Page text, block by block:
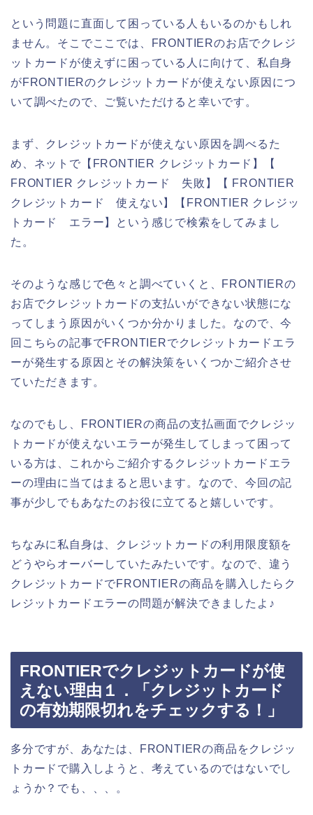
という問題に直面して困っている人もいるのかもしれ
ません。そこでここでは、FRONTIERのお店でクレジ
ットカードが使えずに困っている人に向けて、私自身
がFRONTIERのクレジットカードが使えない原因につ
いて調べたので、ご覧いただけると幸いです。
まず、クレジットカードが使えない原因を調べるた
め、ネットで【FRONTIER クレジットカード】【
FRONTIER クレジットカード 失敗】【 FRONTIER
クレジットカード 使えない】【FRONTIER クレジッ
トカード エラー】という感じで検索をしてみまし
た。
そのような感じで色々と調べていくと、FRONTIERの
お店でクレジットカードの支払いができない状態にな
ってしまう原因がいくつか分かりました。なので、今
回こちらの記事でFRONTIERでクレジットカードエラ
ーが発生する原因とその解決策をいくつかご紹介させ
ていただきます。
なのでもし、FRONTIERの商品の支払画面でクレジッ
トカードが使えないエラーが発生してしまって困って
いる方は、これからご紹介するクレジットカードエラ
ーの理由に当てはまると思います。なので、今回の記
事が少しでもあなたのお役に立てると嬉しいです。
ちなみに私自身は、クレジットカードの利用限度額を
どうやらオーバーしていたみたいです。なので、違う
クレジットカードでFRONTIERの商品を購入したらク
レジットカードエラーの問題が解決できましたよ♪
FRONTIERでクレジットカードが使
えない理由１．「クレジットカード
の有効期限切れをチェックする！」
多分ですが、あなたは、FRONTIERの商品をクレジッ
トカードで購入しようと、考えているのではないでし
ょうか？でも、、、。